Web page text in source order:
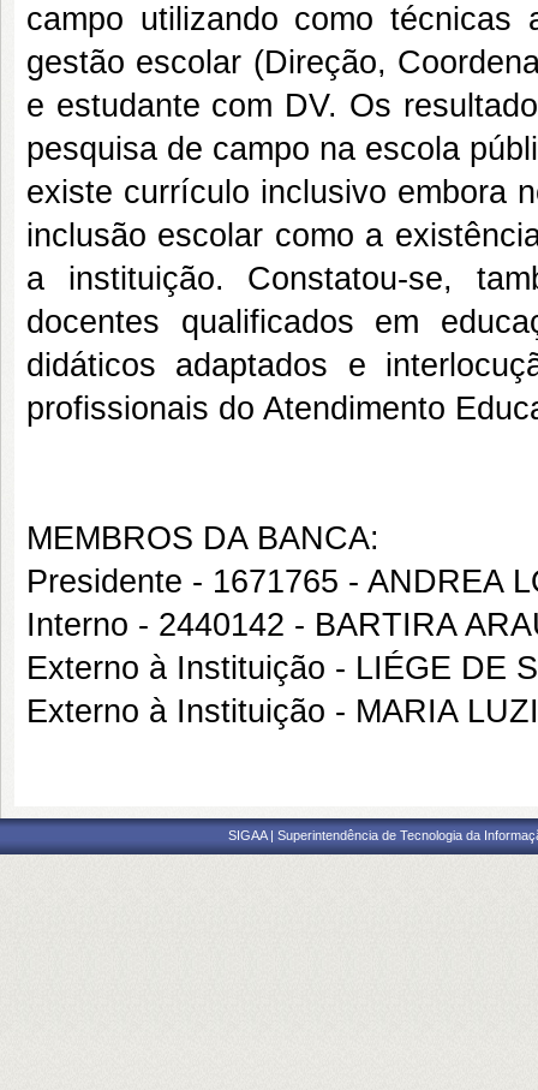
campo utilizando como
gestão escolar (Direção,
e estudante com DV. Os
pesquisa de campo na escola
existe currículo inclusivo embora
inclusão escolar como a
a instituição. Constatou-se,
docentes qualificados em
didáticos adaptados e
profissionais do Atendimento
MEMBROS DA BANCA:
Presidente - 1671765 - ANDREA
Interno - 2440142 - BARTIRA
Externo à Instituição - LIÉGE DE
Externo à Instituição - MARIA
SIGAA | Superintendência de Tecnologia da